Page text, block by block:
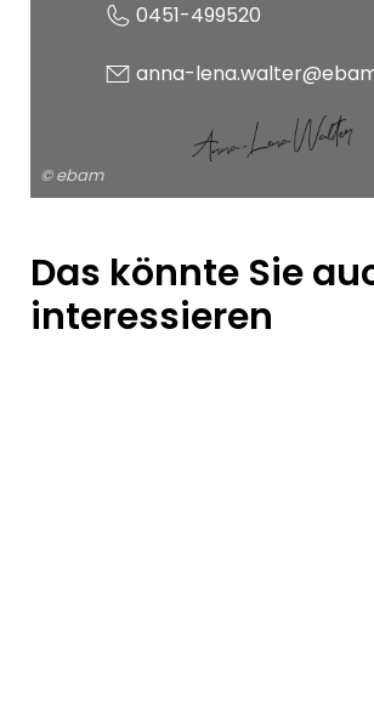
0451-499520
anna-
© ebam
Das könnte Sie
interessieren